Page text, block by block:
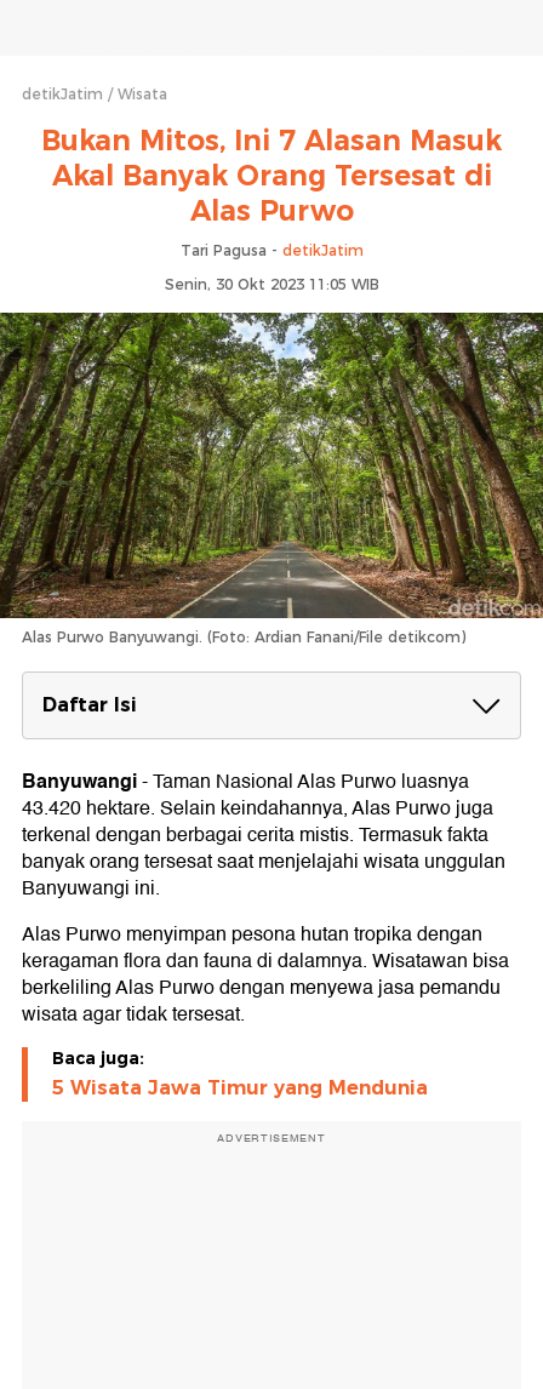
detikJatim Wisata
Bukan Mitos, Ini 7 Alasan Masuk
Akal Banyak Orang Tersesat di
Alas Purwo
Tari Pagusa - detikJatim
Senin, 30 Okt 2023 11:05 WIB
Alas Purwo Banyuwangi. (Foto: Ardian Fanani/File detikcom)
Daftar Isi
Penyebab Banyak Orang Tersesat di Alas
Purwo
1. Kurang Petunjuk Arah
2. Cuaca Tak Menentu
3. Lokasi hutan rimbun
4. Tidak Ada Sinyal
5. Human Error
7. Fitur Alam Mirip-mirip
Banyuwangi-Taman Nasional Alas Purwo luasnya
43.420 hektare. Selain keindahannya, Alas Purwo juga
terkenal dengan berbagai cerita mistis. Termasuk fakta
banyak orang tersesat saat menjelajahi wisata unggulan
Banyuwangi ini.
Alas Purwo menyimpan pesona hutan tropika dengan
keragaman flora dan fauna di dalamnya. Wisatawan bisa
berkeliling Alas Purwo dengan menyewa jasa pemandu
wisata agar tidak tersesat.
Baca juga:
5 Wisata Jawa Timur yang Mendunia
ADVERTISEMENT